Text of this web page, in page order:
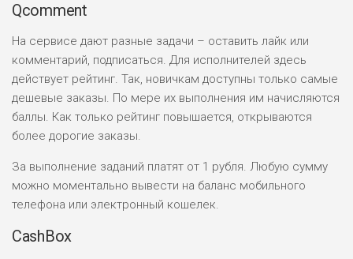
Qcomment
На сервисе дают разные задачи – оставить лайк или
комментарий, подписаться. Для исполнителей здесь
действует рейтинг. Так, новичкам доступны только самые
дешевые заказы. По мере их выполнения им начисляются
баллы. Как только рейтинг повышается, открываются
более дорогие заказы.
За выполнение заданий платят от 1 рубля. Любую сумму
можно моментально вывести на баланс мобильного
телефона или электронный кошелек.
CashBox